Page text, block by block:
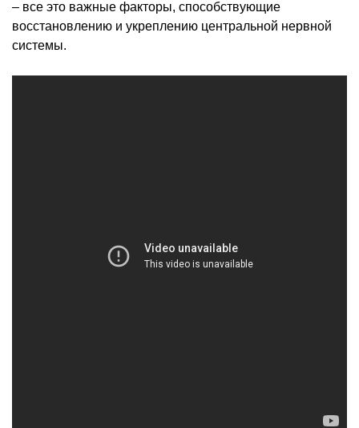
– все это важные факторы, способствующие
восстановлению и укреплению центральной нервной
системы.